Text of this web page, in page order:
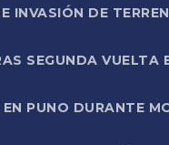
INVASIÓN DE
SEGUNDA
PUNO DURANTE